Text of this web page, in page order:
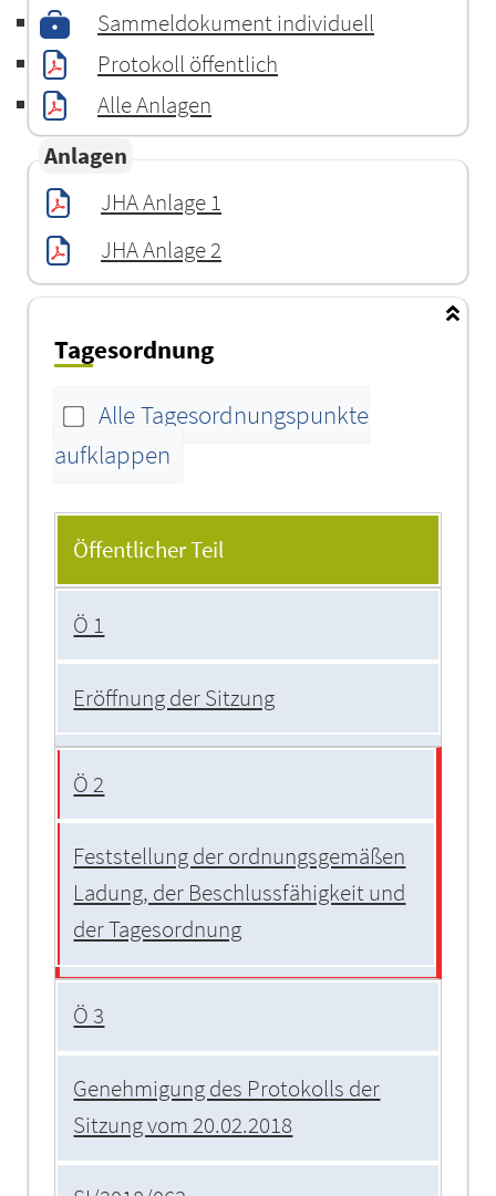
Sammeldokument individuell
Protokoll öffentlich
Alle Anlagen
Anlagen
JHA Anlage 1
JHA Anlage 2
Tagesordnung
Alle Tagesordnungspunkte
aufklappen
Tagesordnung
Öffentlicher Teil
Ö 1
Eröffnung der Sitzung
Ö 2
Feststellung der ordnungsgemäßen
Ladung, der Beschlussfähigkeit und
der Tagesordnung
Ö 3
Genehmigung des Protokolls der
Sitzung vom 20.02.2018